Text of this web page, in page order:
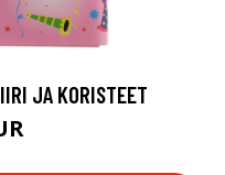
JA KORISTEET